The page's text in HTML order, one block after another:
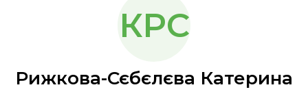
КРС
Рижкова-Сєбєлєва Катерина